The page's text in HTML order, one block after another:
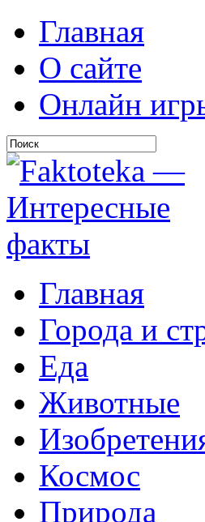
Главная
О сайте
Онлайн
Главная
Города и
Еда
Животные
Космос
Природа